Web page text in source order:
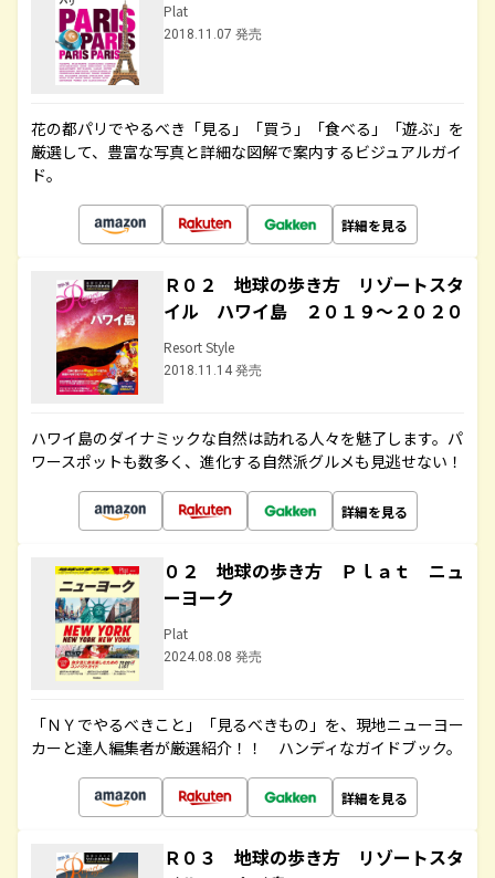
Plat
2018.11.07 発売
花の都パリでやるべき「見る」「買う」「食べる」「遊ぶ」を
厳選して、豊富な写真と詳細な図解で案内するビジュアルガイ
ド。
詳細を見る
Ｒ０２ 地球の歩き方 リゾートスタ
イル ハワイ島 ２０１９～２０２０
Resort Style
2018.11.14 発売
ハワイ島のダイナミックな自然は訪れる人々を魅了します。パ
ワースポットも数多く、進化する自然派グルメも見逃せない！
詳細を見る
０２ 地球の歩き方 Ｐｌａｔ ニュ
ーヨーク
Plat
2024.08.08 発売
「ＮＹでやるべきこと」「見るべきもの」を、現地ニューヨー
カーと達人編集者が厳選紹介！！ ハンディなガイドブック。
詳細を見る
Ｒ０３ 地球の歩き方 リゾートスタ